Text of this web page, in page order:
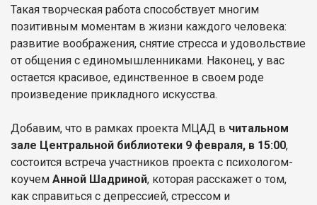
Такая творческая работа способствует многим
позитивным моментам в жизни каждого человека:
развитие воображения, снятие стресса и удовольствие
от общения с единомышленниками. Наконец, у вас
остается красивое, единственное в своем роде
произведение прикладного искусства.
Добавим, что в рамках проекта МЦАД в читальном
зале Центральной библиотеки 9 февраля, в 15:00,
состоится встреча участников проекта с психологом-
коучем Анной Шадриной, которая расскажет о том,
как справиться с депрессией, стрессом и